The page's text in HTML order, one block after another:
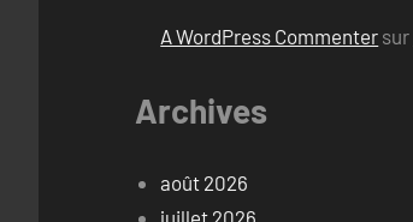
A WordPress Commenter sur
Archives
août 2026
juillet 2026